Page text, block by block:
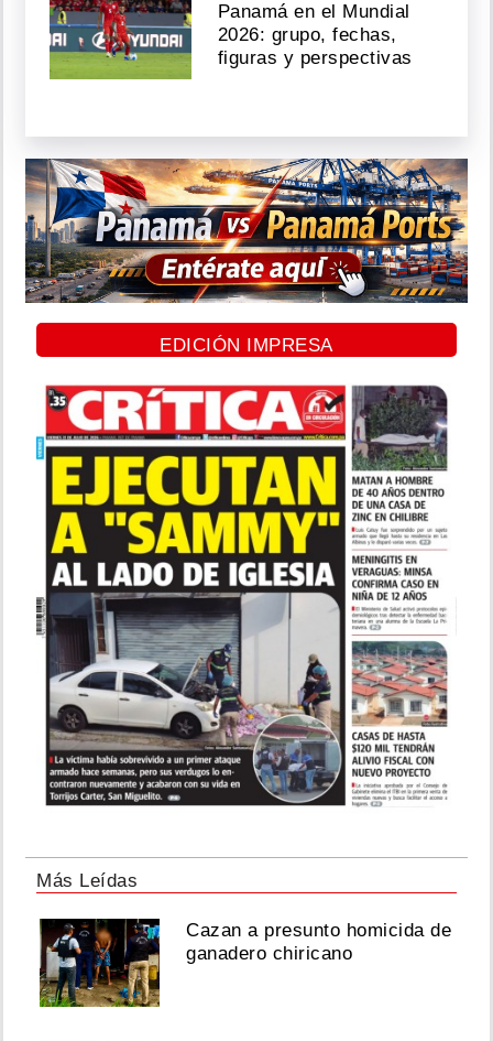
Panamá en el Mundial
2026: grupo, fechas,
figuras y perspectivas
EDICIÓN IMPRESA
Más Leídas
Cazan a presunto homicida de
ganadero chiricano